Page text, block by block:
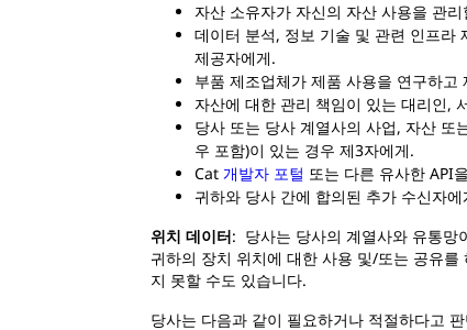
자산 소유자가 자신의 자산 사용을 관
데이터 분석, 정보 기술 및 관련 인프라
제공자에게.
부품 제조업체가 제품 사용을 연구하
자산에 대한 관리 책임이 있는 대리인,
당사 또는 당사 계열사의 사업, 자산 또
우 포함)이 있는 경우 제3자에게.
Cat 개발자 포털 또는 다른 유사한 API
귀하와 당사 간에 합의된 추가 수신자에
위치 데이터: 당사는 당사의 계열사와 유통망
귀하의 장치 위치에 대한 사용 및/또는 공유
지 못할 수도 있습니다.
당사는 다음과 같이 필요하거나 적절하다고